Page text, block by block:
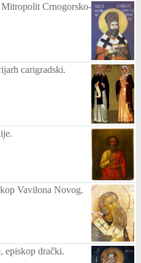
Crnogorsko-
carigradski.
Vavilona Novog.
episkop drački.